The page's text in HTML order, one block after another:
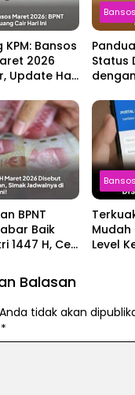
Bansos
2026
Update Hari
Bansos
Status
BPNT
Baik
1447 H, Cek
Bansos
Mudah
Level
Balasan
tidak akan
*